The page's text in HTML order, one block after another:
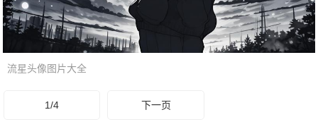
流星头像图片大全
1/4 下一页